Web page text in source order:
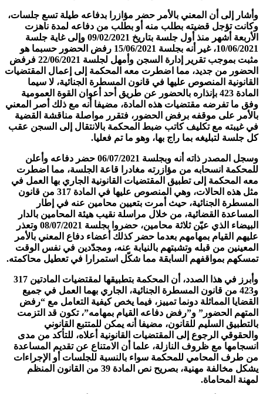
وأشار إلى أن المعني بالأمر حضر مؤازرا بدفاعه طيلة تسع جلسات،
وكانت تؤجل قضيته بطلب منه أو بطلب من دفاعه لمدة ناهزت
الأربعة أشهر منذ أول جلسة بتاريخ 09/02/2021 وإلى غاية جلسة
10/06/2021، غير أنه بجلسة 15/06/2021 رفض الحضور حسبما هو
مثبت بموجب تقرير إدارة السجن وأمهل لجلسة 22/06/2021 فرفض
الحضور من جديد، مما اضطرت معه المحكمة إلى إعمال المقتضيات
القانونية المنصوص عليها في قانون المسطرة الجنائية، لا سيما
المادة 423 بإنذاره بالحضور عن طريق أحد أعوان القوة العمومية
وفق ما تفرضه مقتضيات هذه المادة، مضيفا أنه مع ذلك أصر المعني
بالأمر على موقفه برفض الحضور، فتقرر مواصلة مناقشة القضية
في غيبته مع تكليف كاتب ضبط المحكمة بالانتقال إلى السجن عقب
كل جلسة لتبليغه بما راج بها، وهو ما تم فعليا.
وسجل المصدر ذاته أنه وبجلسة 06/07/2021 حضر دفاعه وأعلن
للمحكمة انسحابه من مؤازرته مغادرا قاعة الجلسة، مما اضطرت
معه المحكمة إلى تطبيق المقتضيات القانونية الجاري بها العمل في
مثل هذه الحالات، وهي المنصوص عليها في المادة 317 من قانون
المسطرة الجنائية، حيث أمرت بتعيين محامين عنه في إطار
المساعدة القضائية، من خلال مراسلة نقيب هيئة المحامين بالدار
البيضاء الذي عيّن ثلاثة محامين، حضروا بجلسة 08/07/2021 وتعذر
عليهم القيام بمهامهم بعدما حضر كذلك أعضاء دفاع المعني بالأمر
المعينين من قبله وتشبتهم بالنيابة عنه، ومجدّدين في نفس الوقت
تمسكهم بمواقفهم السابقة مما شكّل استمرارا في تعطيل محاكمته.
وأبرز في هذا الصدد، أن المحكمة بتطبيقها لمقتضيات المادتين 317
و423 من قانون المسطرة الجنائية، الجاري بهما العمل في جميع
القضايا المماثلة دونما تمييز، فيما يخص كيفية التعامل مع “رفض
المتهم الحضور” و”رفض دفاعه القيام بمهامه”، تكون قد التزمت
بالتطبيق السليم للقانون، مضيفا أنه يمكن للمتتبع القانوني
والحقوقي الرجوع إلى المقتضيات القانونية أعلاه، للتأكد من مدى
انسجامها مع ظروف النازلة، علما أن الامتناع عن تقديم المساعدة
من طرف المحامي للمحكمة سواء بالنسبة للجلسات أو الإجراءات
يشكل مخالفة مهنية، بصريح نص المادة 39 من القانون المنظم
لمهنة المحاماة.